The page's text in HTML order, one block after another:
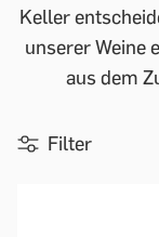
Keller
unserer Weine
aus dem
Filter